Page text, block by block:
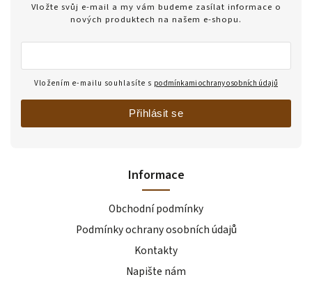
Informace
Obchodní podmínky
Podmínky ochrany osobních údajů
Kontakty
Napište nám
Vložte svůj e-mail a my vám budeme zasílat informace o
nových produktech na našem e-shopu.
Vložením e-mailu souhlasíte s podmínkami ochrany osobních údajů
Přihlásit se